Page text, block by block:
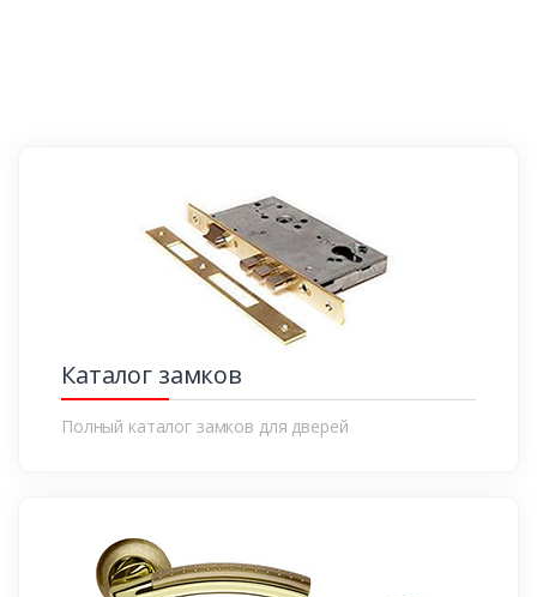
Каталог замков
Полный каталог замков для дверей